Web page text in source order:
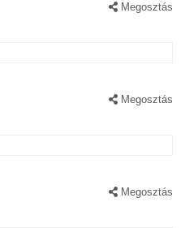
Megosztás
Megosztás
Megosztás